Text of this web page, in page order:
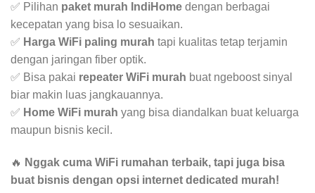
✅ Pilihan paket murah IndiHome dengan berbagai
kecepatan yang bisa lo sesuaikan.
✅ Harga WiFi paling murah tapi kualitas tetap terjamin
dengan jaringan fiber optik.
✅ Bisa pakai repeater WiFi murah buat ngeboost sinyal
biar makin luas jangkauannya.
✅ Home WiFi murah yang bisa diandalkan buat keluarga
maupun bisnis kecil.
🔥 Nggak cuma WiFi rumahan terbaik, tapi juga bisa
buat bisnis dengan opsi internet dedicated murah!